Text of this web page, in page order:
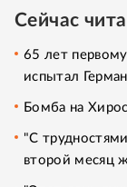
Сейчас
65 лет
испытал
Бомба на
"С
второй месяц